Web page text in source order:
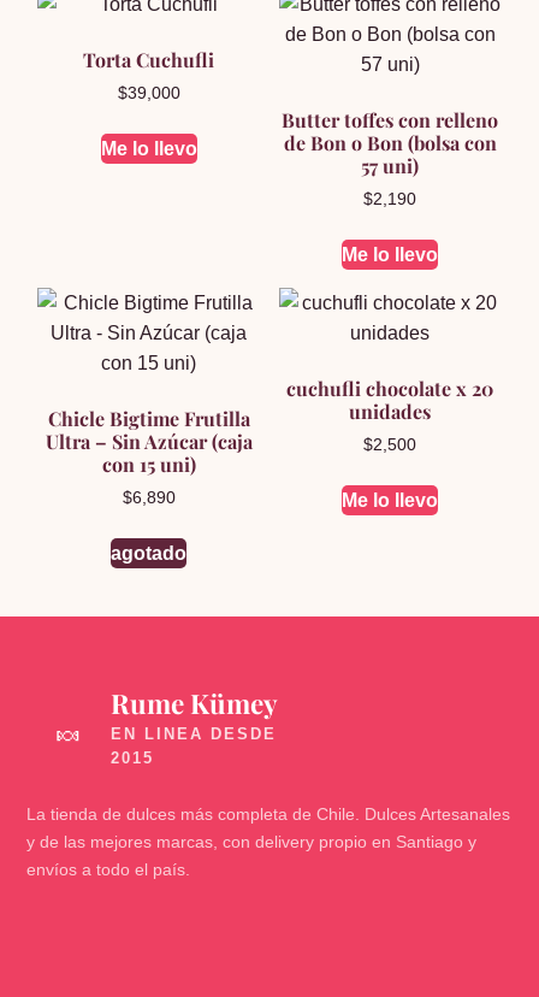
Torta Cuchufli
$39,000
Me lo llevo
Butter toffes con relleno
de Bon o Bon (bolsa con
57 uni)
$2,190
Me lo llevo
Chicle Bigtime Frutilla
Ultra – Sin Azúcar (caja
con 15 uni)
$6,890
agotado
cuchufli chocolate x 20
unidades
$2,500
Me lo llevo
🍬
Rume Kümey
La tienda de dulces más completa de Chile. Dulces Artesanales
y de las mejores marcas, con delivery propio en Santiago y
envíos a todo el país.